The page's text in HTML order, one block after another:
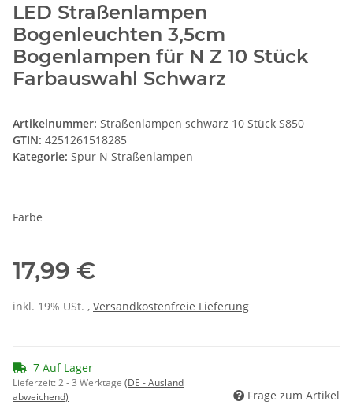
LED Straßenlampen
Bogenleuchten 3,5cm
Bogenlampen für N Z 10 Stück
Farbauswahl Schwarz
Artikelnummer: Straßenlampen schwarz 10 Stück S850
GTIN: 4251261518285
Kategorie: Spur N Straßenlampen
Farbe
17,99 €
inkl. 19% USt. , Versandkostenfreie Lieferung
7 Auf Lager
Lieferzeit:2 - 3 Werktage (DE - Ausland
abweichend)
Frage zum Artikel